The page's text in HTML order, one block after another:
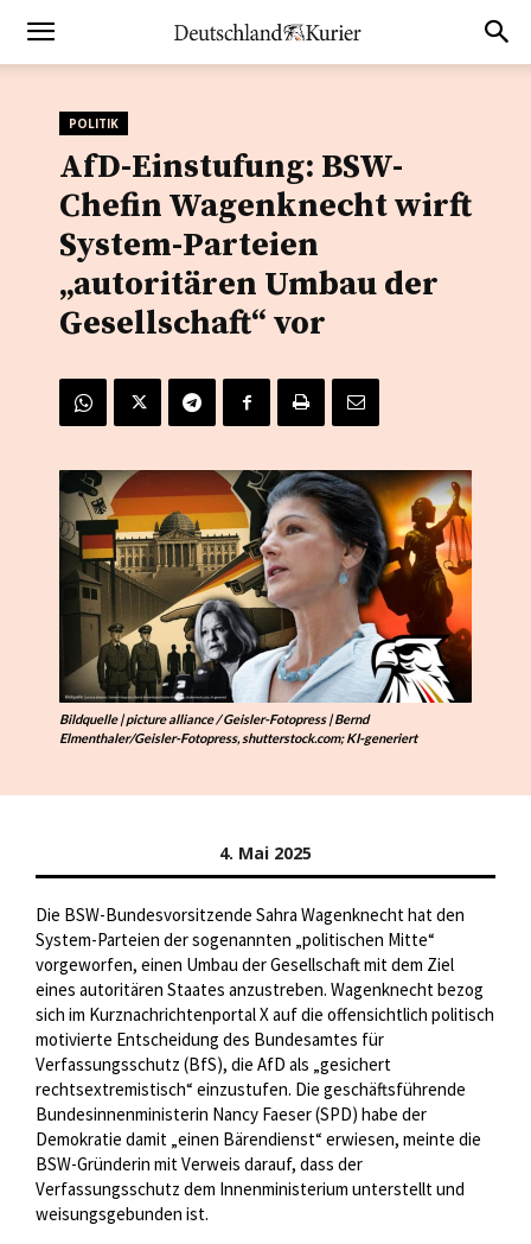
POLITIK
AfD-Einstufung: BSW-
Chefin Wagenknecht wirft
System-Parteien
„autoritären Umbau der
Gesellschaft“ vor
Bildquelle | picture alliance / Geisler-Fotopress | Bernd
Elmenthaler/Geisler-Fotopress, shutterstock.com; KI-generiert
4. Mai 2025
Die BSW-Bundesvorsitzende Sahra Wagenknecht hat den
System-Parteien der sogenannten „politischen Mitte“
vorgeworfen, einen Umbau der Gesellschaft mit dem Ziel
eines autoritären Staates anzustreben. Wagenknecht bezog
sich im Kurznachrichtenportal X auf die offensichtlich politisch
motivierte Entscheidung des Bundesamtes für
Verfassungsschutz (BfS), die AfD als „gesichert
rechtsextremistisch“ einzustufen. Die geschäftsführende
Bundesinnenministerin Nancy Faeser (SPD) habe der
Demokratie damit „einen Bärendienst“ erwiesen, meinte die
BSW-Gründerin mit Verweis darauf, dass der
Verfassungsschutz dem Innenministerium unterstellt und
weisungsgebunden ist.